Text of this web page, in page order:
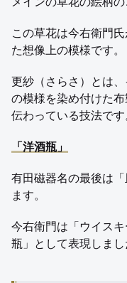
この草花は今右衛門
た想像上の模様です。
更紗（さらさ）とは
の模様を染め付けた
伝わっている技法です
「洋酒瓶」
有田磁器名の最後は
ます。
今右衛門は「ウイス
瓶」として表現しまし